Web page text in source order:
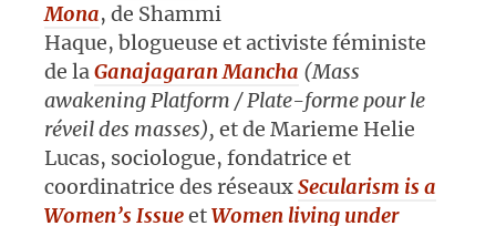
Mona, de Shammi
Haque, blogueuse et activiste féministe
de laGanajagaran Mancha (Mass
awakening Platform / Plate-forme pour le
réveil des masses), et de Marieme Helie
Lucas, sociologue, fondatrice et
coordinatrice des réseauxSecularism is a
Women’s IssueetWomen living under